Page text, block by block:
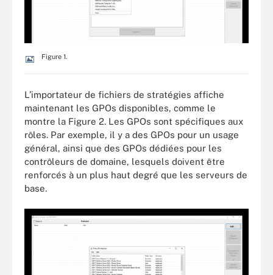
Figure 1.
L’importateur de fichiers de stratégies affiche
maintenant les GPOs disponibles, comme le
montre la Figure 2. Les GPOs sont spécifiques aux
rôles. Par exemple, il y a des GPOs pour un usage
général, ainsi que des GPOs dédiées pour les
contrôleurs de domaine, lesquels doivent être
renforcés à un plus haut degré que les serveurs de
base.